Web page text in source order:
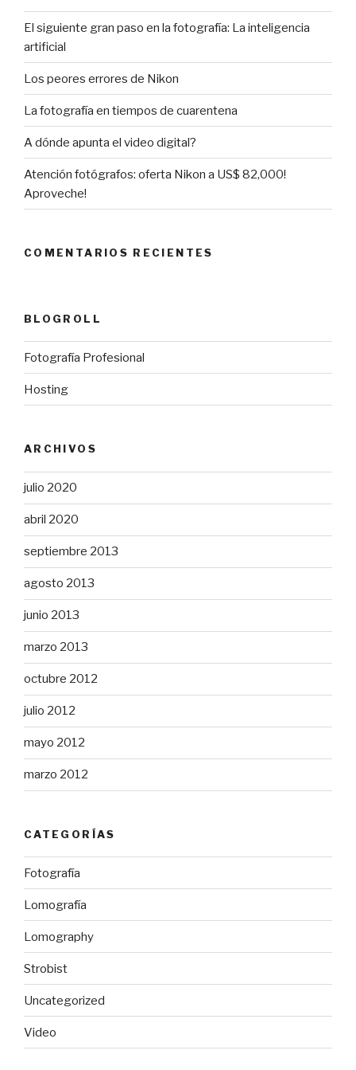
El siguiente gran paso en la fotografía: La inteligencia
artificial
Los peores errores de Nikon
La fotografía en tiempos de cuarentena
A dónde apunta el video digital?
Atención fotógrafos: oferta Nikon a US$ 82,000!
Aproveche!
COMENTARIOS RECIENTES
BLOGROLL
Fotografía Profesional
Hosting
ARCHIVOS
julio 2020
abril 2020
septiembre 2013
agosto 2013
junio 2013
marzo 2013
octubre 2012
julio 2012
mayo 2012
marzo 2012
CATEGORÍAS
Fotografía
Lomografía
Lomography
Strobist
Uncategorized
Video